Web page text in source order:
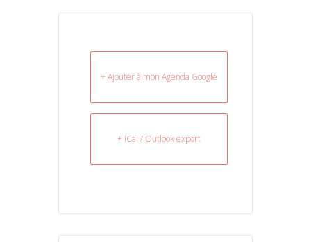
+ Ajouter à mon Agenda Google
+ iCal / Outlook export